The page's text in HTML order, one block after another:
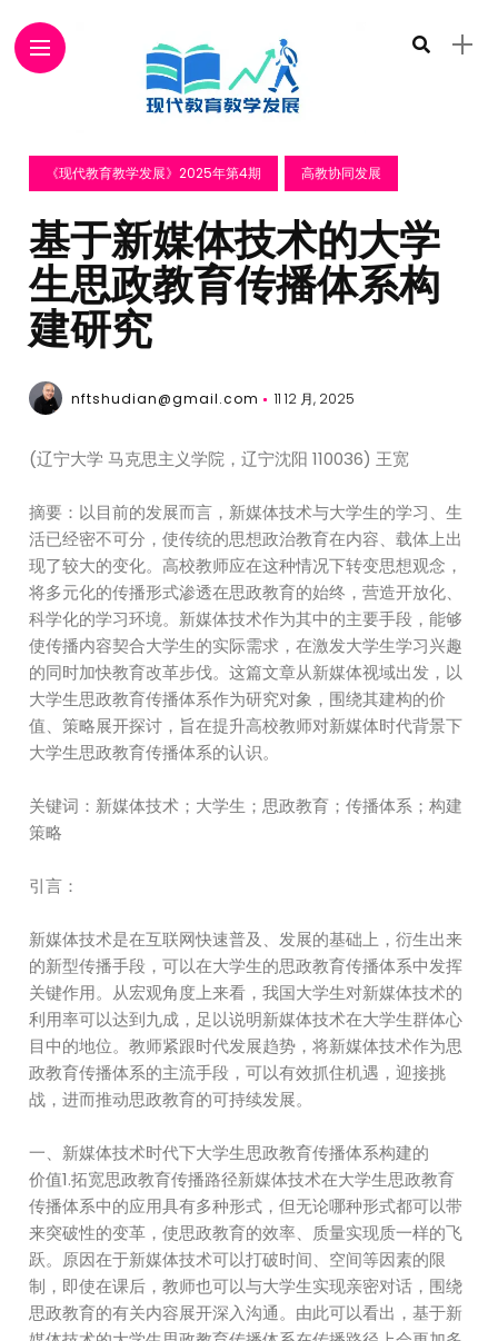
《现代教育教学发展》2025年第4期 高教协同发展
基于新媒体技术的大学
生思政教育传播体系构
建研究
nftshudian@gmail.com 11 12 月, 2025
(辽宁大学 马克思主义学院，辽宁沈阳 110036) 王宽
摘要：以目前的发展而言，新媒体技术与大学生的学习、生
活已经密不可分，使传统的思想政治教育在内容、载体上出
现了较大的变化。高校教师应在这种情况下转变思想观念，
将多元化的传播形式渗透在思政教育的始终，营造开放化、
科学化的学习环境。新媒体技术作为其中的主要手段，能够
使传播内容契合大学生的实际需求，在激发大学生学习兴趣
的同时加快教育改革步伐。这篇文章从新媒体视域出发，以
大学生思政教育传播体系作为研究对象，围绕其建构的价
值、策略展开探讨，旨在提升高校教师对新媒体时代背景下
大学生思政教育传播体系的认识。
关键词：新媒体技术；大学生；思政教育；传播体系；构建
策略
引言：
新媒体技术是在互联网快速普及、发展的基础上，衍生出来
的新型传播手段，可以在大学生的思政教育传播体系中发挥
关键作用。从宏观角度上来看，我国大学生对新媒体技术的
利用率可以达到九成，足以说明新媒体技术在大学生群体心
目中的地位。教师紧跟时代发展趋势，将新媒体技术作为思
政教育传播体系的主流手段，可以有效抓住机遇，迎接挑
战，进而推动思政教育的可持续发展。
一、新媒体技术时代下大学生思政教育传播体系构建的
价值1.拓宽思政教育传播路径新媒体技术在大学生思政教育
传播体系中的应用具有多种形式，但无论哪种形式都可以带
来突破性的变革，使思政教育的效率、质量实现质一样的飞
跃。原因在于新媒体技术可以打破时间、空间等因素的限
制，即使在课后，教师也可以与大学生实现亲密对话，围绕
思政教育的有关内容展开深入沟通。由此可以看出，基于新